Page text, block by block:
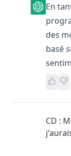
En
des
basé
CD :